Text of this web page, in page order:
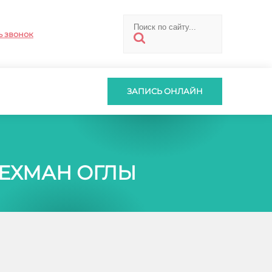
звонок
ЗАПИСЬ ОНЛАЙН
ОГЛЫ